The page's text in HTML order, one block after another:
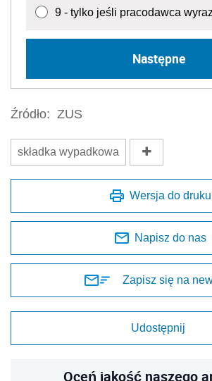
9 - tylko jeśli pracodawca
Następne
Źródło: ZUS
składka wypadkowa
Wersja do druku
Napisz do nas
Zapisz się na
Udostępnij
Oceń jakość naszego